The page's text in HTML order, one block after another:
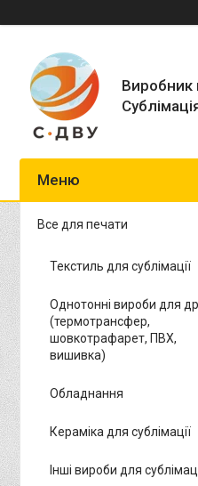
Виробник
Все для печати
Текстиль для сублімації
Однотонні вироби для
(термотрансфер,
шовкотрафарет, ПВХ,
вишивка)
Обладнання
Кераміка для сублімації
Інші вироби для